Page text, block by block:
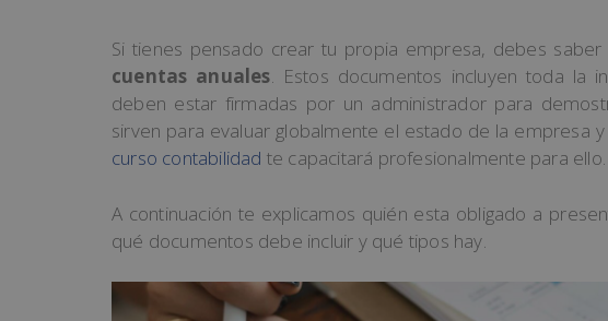
Si tienes pensado crear tu propia empresa, debes
cuentas anuales. Estos documentos incluyen toda la
deben estar firmadas por un administrador para
sirven para evaluar globalmente el estado de la empresa
curso contabilidad te capacitará profesionalmente para ello.
A continuación te explicamos quién esta obligado a
qué documentos debe incluir y qué tipos hay.